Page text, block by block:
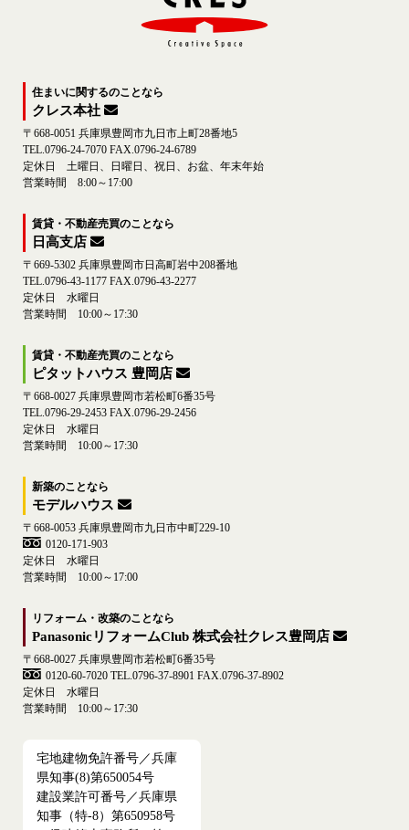
住まいに関するのことなら
クレス本社
〒668-0051 兵庫県豊岡市九日市上町28番地5
TEL.0796-24-7070 FAX.0796-24-6789
定休日 土曜日、日曜日、祝日、お盆、年末年始
営業時間 8:00～17:00
賃貸・不動産売買のことなら
日高支店
〒669-5302 兵庫県豊岡市日高町岩中208番地
TEL.0796-43-1177 FAX.0796-43-2277
定休日 水曜日
営業時間 10:00～17:30
賃貸・不動産売買のことなら
ピタットハウス 豊岡店
〒668-0027 兵庫県豊岡市若松町6番35号
TEL.0796-29-2453 FAX.0796-29-2456
定休日 水曜日
営業時間 10:00～17:30
新築のことなら
モデルハウス
〒668-0053 兵庫県豊岡市九日市中町229-10
0120-171-903
定休日 水曜日
営業時間 10:00～17:00
リフォーム・改築のことなら
PanasonicリフォームClub 株式会社クレス豊岡店
〒668-0027 兵庫県豊岡市若松町6番35号
0120-60-7020 TEL.0796-37-8901 FAX.0796-37-8902
定休日 水曜日
営業時間 10:00～17:30
宅地建物免許番号／兵庫
県知事(8)第650054号
建設業許可番号／兵庫県
知事（特-8）第650958号